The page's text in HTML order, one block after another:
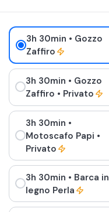
3h 30min • Gozzo
Zaffiro
3h 30min • Gozzo
Zaffiro • Privato
3h 30min •
Motoscafo Papi •
Privato
3h 30min • Barca in
legno Perla